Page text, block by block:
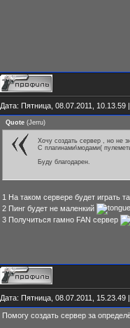
Дата: Пятница, 08.07.2011,
Quote (Jerru)
Хочу создать сервер , но не
С плагинами\модами(
Буду благодарен.
1 На таком сервере будет играть
2 Пинг будет не маленкий
3 Получиться гамно FAN сервер
Дата: Пятница, 08.07.2011,
Помогу создать сервер за